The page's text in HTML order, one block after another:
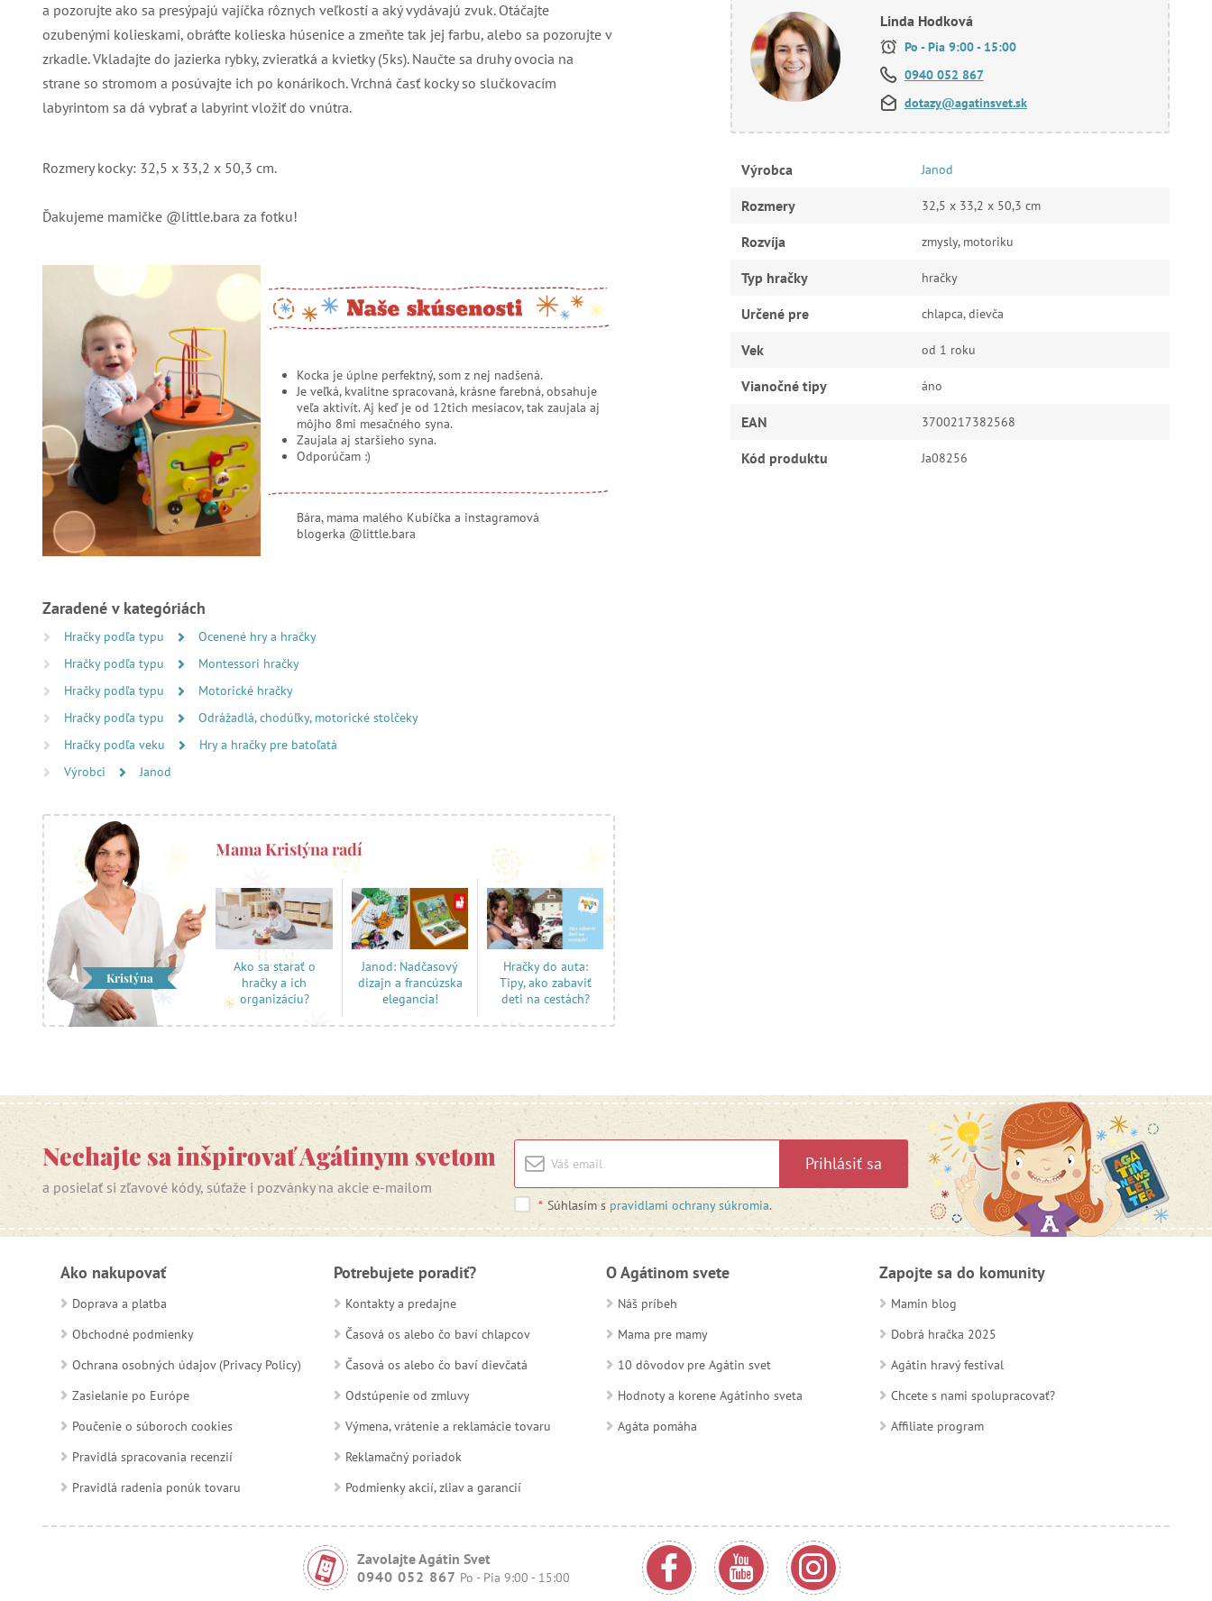
a pozorujte ako sa presýpajú vajíčka rôznych veľkostí a aký vydávajú zvuk. Otáčajte
ozubenými kolieskami, obráťte kolieska húsenice a zmeňte tak jej farbu, alebo sa pozorujte v
zrkadle. Vkladajte do jazierka rybky, zvieratká a kvietky (5ks). Naučte sa druhy ovocia na
strane so stromom a posúvajte ich po konárikoch. Vrchná časť kocky so slučkovacím
labyrintom sa dá vybrať a labyrint vložiť do vnútra.
Rozmery kocky: 32,5 x 33,2 x 50,3 cm.
Ďakujeme mamičke @little.bara za fotku!
Kocka je úplne perfektný, som z nej nadšená.
Je veľká, kvalitne spracovaná, krásne farebná, obsahuje
veľa aktivít. Aj keď je od 12tich mesiacov, tak zaujala aj
môjho 8mi mesačného syna.
Zaujala aj staršieho syna.
Odporúčam :)
Bára, mama malého Kubíčka a instagramová
blogerka @little.bara
Zaradené v kategóriách
Hračky podľa typu
Ocenené hry a hračky
Hračky podľa typu
Montessori hračky
Hračky podľa typu
Motorické hračky
Hračky podľa typu
Odrážadlá, chodúľky, motorické stolčeky
Hračky podľa veku
Hry a hračky pre batoľatá
Výrobci
Janod
Kristýna
Mama Kristýna radí
Ako sa starať o
hračky a ich
organizáciu?
Janod: Nadčasový
dizajn a francúzska
elegancia!
Hračky do auta:
Tipy, ako zabaviť
deti na cestách?
Linda Hodková
Po - Pia 9:00 - 15:00
0940 052 867
dotazy@agatinsvet.sk
Výrobca Janod
Rozmery 32,5 x 33,2 x 50,3 cm
Rozvíja zmysly, motoriku
Typ hračky hračky
Určené pre chlapca, dievča
Vek od 1 roku
Vianočné tipy áno
EAN 3700217382568
Kód produktu Ja08256
Nechajte sa inšpirovať Agátinym svetom
a posielať si zľavové kódy, súťaže i pozvánky na akcie e-mailom
Prihlásiť sa
* Súhlasím s pravidlami ochrany súkromia.
Ako nakupovať
Doprava a platba
Obchodné podmienky
Ochrana osobných údajov (Privacy Policy)
Zasielanie po Európe
Poučenie o súboroch cookies
Pravidlá spracovania recenzií
Pravidlá radenia ponúk tovaru
Potrebujete poradiť?
Kontakty a predajne
Časová os alebo čo baví chlapcov
Časová os alebo čo baví dievčatá
Odstúpenie od zmluvy
Výmena, vrátenie a reklamácie tovaru
Reklamačný poriadok
Podmienky akcií, zliav a garancií
O Agátinom svete
Náš príbeh
Mama pre mamy
10 dôvodov pre Agátin svet
Hodnoty a korene Agátinho sveta
Agáta pomáha
Zapojte sa do komunity
Mamin blog
Dobrá hračka 2025
Agátin hravý festival
Chcete s nami spolupracovať?
Affiliate program
Zavolajte Agátin Svet
0940 052 867 Po - Pia 9:00 - 15:00